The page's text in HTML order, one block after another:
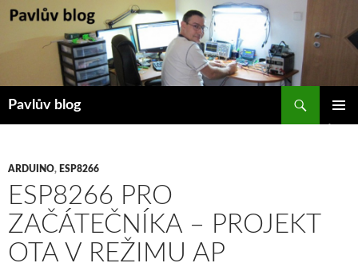
Přejít
Pavlův blog
ARDUINO, ESP8266
ESP8266 PRO
ZAČÁTEČNÍKA – PROJEKT
OTA V REŽIMU AP